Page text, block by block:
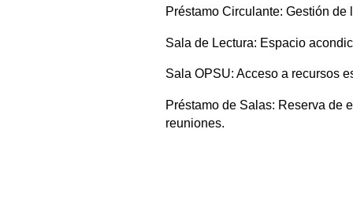
Préstamo Circulante: Gestión de
Sala de Lectura: Espacio
Sala OPSU: Acceso a recursos
Préstamo de Salas: Reserva de
reuniones.